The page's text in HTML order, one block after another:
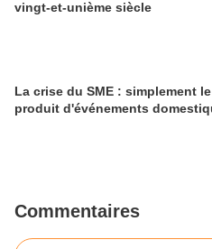
vingt-et-unième siècle
La crise du SME : simplement le
produit d'événements
Commentaires